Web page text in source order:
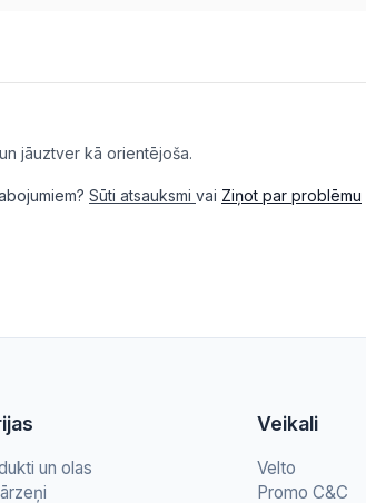
jāuztver kā orientējoša.
Sūti atsauksmi vai Ziņot par problēmu
un olas
Veikali
Velto
Promo C&C